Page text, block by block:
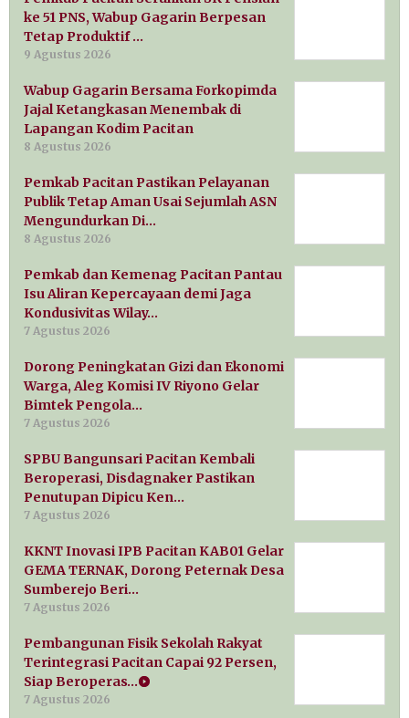
ke 51 PNS, Wabup Gagarin Berpesan
Tetap Produktif …
9 Agustus 2026
Wabup Gagarin Bersama Forkopimda
Jajal Ketangkasan Menembak di
Lapangan Kodim Pacitan
8 Agustus 2026
Pemkab Pacitan Pastikan Pelayanan
Publik Tetap Aman Usai Sejumlah ASN
Mengundurkan Di…
8 Agustus 2026
Pemkab dan Kemenag Pacitan Pantau
Isu Aliran Kepercayaan demi Jaga
Kondusivitas Wilay…
7 Agustus 2026
Dorong Peningkatan Gizi dan Ekonomi
Warga, Aleg Komisi IV Riyono Gelar
Bimtek Pengola…
7 Agustus 2026
SPBU Bangunsari Pacitan Kembali
Beroperasi, Disdagnaker Pastikan
Penutupan Dipicu Ken…
7 Agustus 2026
KKNT Inovasi IPB Pacitan KAB01 Gelar
GEMA TERNAK, Dorong Peternak Desa
Sumberejo Beri…
7 Agustus 2026
Pembangunan Fisik Sekolah Rakyat
Terintegrasi Pacitan Capai 92 Persen,
Siap Beroperas…
7 Agustus 2026